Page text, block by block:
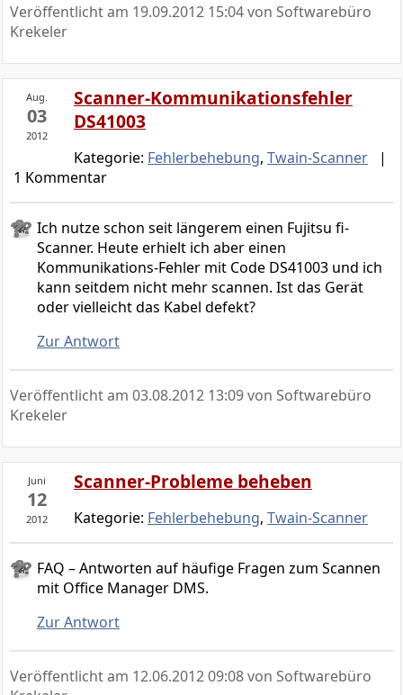
Veröffentlicht am 19.09.2012 15:04von Softwarebüro
Krekeler
Aug.
03
2012
Scanner-Kommunikationsfehler
DS41003
Kategorie: Fehlerbehebung, Twain-Scanner |
1 Kommentar
Ich nutze schon seit längerem einen Fujitsu fi-
Scanner. Heute erhielt ich aber einen
Kommunikations-Fehler mit Code DS41003 und ich
kann seitdem nicht mehr scannen. Ist das Gerät
oder vielleicht das Kabel defekt?
Zur Antwort
Veröffentlicht am 03.08.2012 13:09von Softwarebüro
Krekeler
Juni
12
2012
Scanner-Probleme beheben
Kategorie: Fehlerbehebung, Twain-Scanner
FAQ – Antworten auf häufige Fragen zum Scannen
mit Office Manager DMS.
Zur Antwort
Veröffentlicht am 12.06.2012 09:08von Softwarebüro